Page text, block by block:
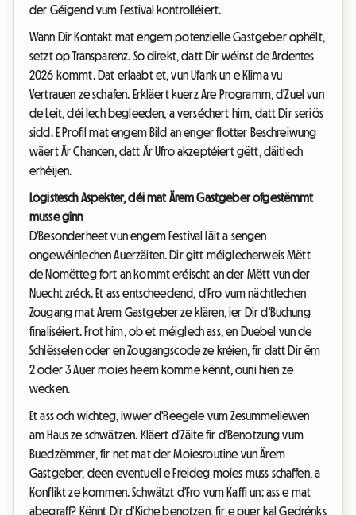
der Géigend vum Festival kontrolléiert.
Wann Dir Kontakt mat engem potenzielle Gastgeber ophëlt,
setzt op Transparenz. So direkt, datt Dir wéinst de Ardentes
2026 kommt. Dat erlaabt et, vun Ufank un e Klima vu
Vertrauen ze schafen. Erkläert kuerz Äre Programm, d'Zuel vun
de Leit, déi Iech begleeden, a verséchert him, datt Dir seriös
sidd. E Profil mat engem Bild an enger flotter Beschreiwung
wäert Är Chancen, datt Är Ufro akzeptéiert gëtt, däitlech
erhéijen.
Logistesch Aspekter, déi mat Ärem Gastgeber ofgestëmmt
musse ginn
D'Besonderheet vun engem Festival läit a sengen
ongewéinlechen Auerzäiten. Dir gitt méiglecherweis Mëtt
de Nomëtteg fort an kommt eréischt an der Mëtt vun der
Nuecht zréck. Et ass entscheedend, d'Fro vum nächtlechen
Zougang mat Ärem Gastgeber ze klären, ier Dir d'Buchung
finaliséiert. Frot him, ob et méiglech ass, en Duebel vun de
Schlësselen oder en Zougangscode ze kréien, fir datt Dir ëm
2 oder 3 Auer moies heem komme kënnt, ouni hien ze
wecken.
Et ass och wichteg, iwwer d'Reegele vum Zesummeliewen
am Haus ze schwätzen. Kläert d'Zäite fir d'Benotzung vum
Buedzëmmer, fir net mat der Moiesroutine vun Ärem
Gastgeber, deen eventuell e Freideg moies muss schaffen, a
Konflikt ze kommen. Schwätzt d'Fro vum Kaffi un: ass e mat
abegraff? Kënnt Dir d'Kiche benotzen, fir e puer kal Gedrénks